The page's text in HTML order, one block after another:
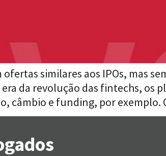
similares aos IPOs, mas
da revolução das fintechs, os
câmbio e funding, por